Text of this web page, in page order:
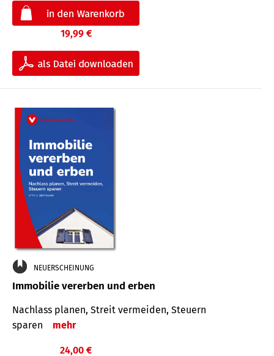
19,99 €
NEUERSCHEINUNG
Immobilie vererben und erben
Nachlass planen, Streit vermeiden, Steuern
sparen
mehr
24,00 €